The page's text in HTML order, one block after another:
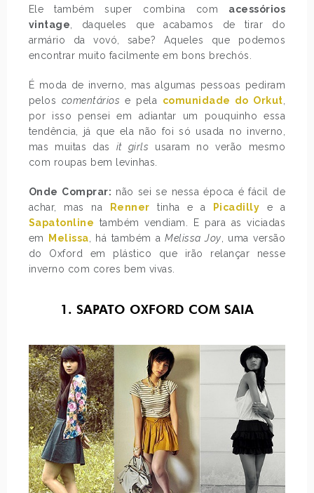
Ele também super combina com acessórios
vintage , daqueles que acabamos de tirar do
armário da vovó, sabe? Aqueles que podemos
encontrar muito facilmente em bons brechós.
É moda de inverno, mas algumas pessoas pediram
pelos comentários e pela comunidade do Orkut
por isso pensei em adiantar um pouquinho essa
tendência, já que ela não foi só usada no inverno,
mas muitas das it girls usaram no verão mesmo
com roupas bem levinhas.
Onde Comprar: não sei se nessa época é fácil de
achar, mas na
Renner tinha e a Picadilly e a
Sapatonline também vendiam. E para as viciadas
em
Melissa , há também aMelissa Joy , uma versão
do Oxford em plástico que irão relançar nesse
inverno com cores bem vivas.
1. SAPATO OXFORD COM SAIA